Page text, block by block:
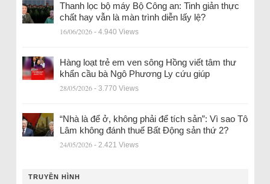
Thanh lọc bộ máy Bộ Công an: Tinh giản thực
chất hay vẫn là màn trình diễn lấy lệ?
16/06/2026 - 4.940 Views
Hàng loạt trẻ em ven sông Hồng viết tâm thư
khẩn cầu bà Ngô Phương Ly cứu giúp
28/05/2026 - 3.770 Views
“Nhà là để ở, không phải để tích sản”: Vì sao Tô
Lâm không đánh thuế Bất Động sản thứ 2?
24/05/2026 - 2.421 Views
TRUYỀN HÌNH